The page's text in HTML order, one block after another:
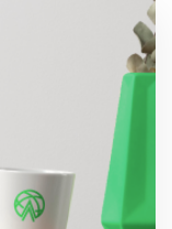
бокалом
закаты и
Sun